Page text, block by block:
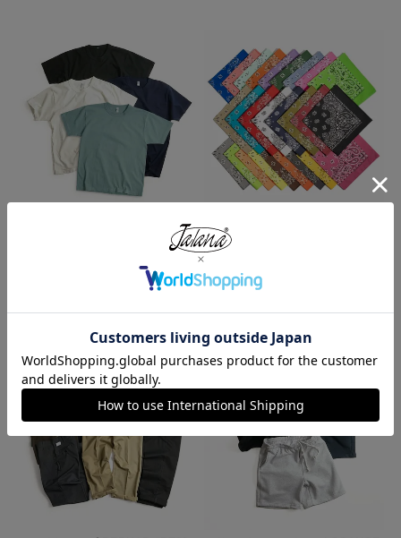
ロサンゼルスアパレル LOSANGE
LES APPAREL 1203GD 8.5オンス
半袖 バインディング ガーメント
ナ アメリカ製 トラディショナル
ペイズリーTHE BANDANNA COM
¥770